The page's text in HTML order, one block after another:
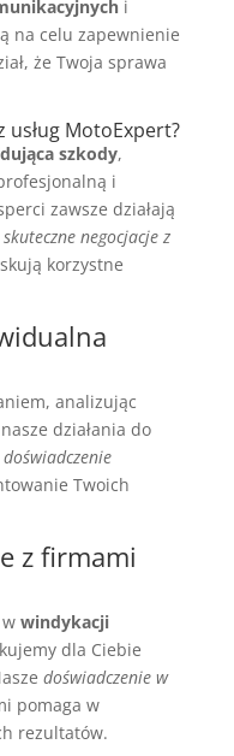
i
na celu zapewnienie
że Twoja sprawa
MotoExpert?
szkody,
i
zawsze działają
skuteczne negocjacje z
korzystne
analizując
działania do
Twoich
z firmami
windykacji
dla Ciebie
doświadczenie w
pomaga w
rezultatów.